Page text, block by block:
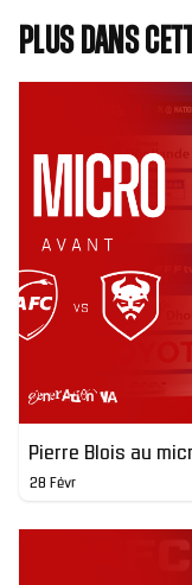
Plus dans
Pierre Blois au
28 Févr